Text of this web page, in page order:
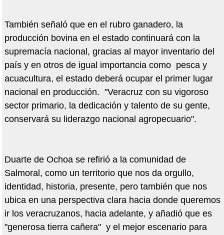
También señaló que en el rubro ganadero, la
producción bovina en el estado continuará con la
supremacía nacional, gracias al mayor inventario del
país y en otros de igual importancia como pesca y
acuacultura, el estado deberá ocupar el primer lugar
nacional en producción. "Veracruz con su vigoroso
sector primario, la dedicación y talento de su gente,
conservará su liderazgo nacional agropecuario".
Duarte de Ochoa se refirió a la comunidad de
Salmoral, como un territorio que nos da orgullo,
identidad, historia, presente, pero también que nos
ubica en una perspectiva clara hacia donde queremos
ir los veracruzanos, hacia adelante, y añadió que es
"generosa tierra cañera" y el mejor escenario para